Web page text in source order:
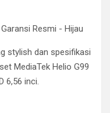
stylish dan spesifikasi
MediaTek Helio G99
6,56 inci.